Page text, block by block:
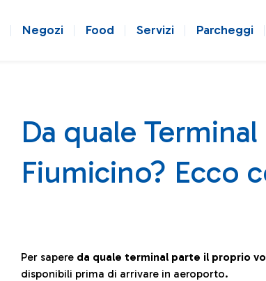
Negozi Food Servizi Parcheggi
Da quale
Fiumicino? Ecco
Per sapere da quale terminal parte il proprio
disponibili prima di arrivare in aeroporto.